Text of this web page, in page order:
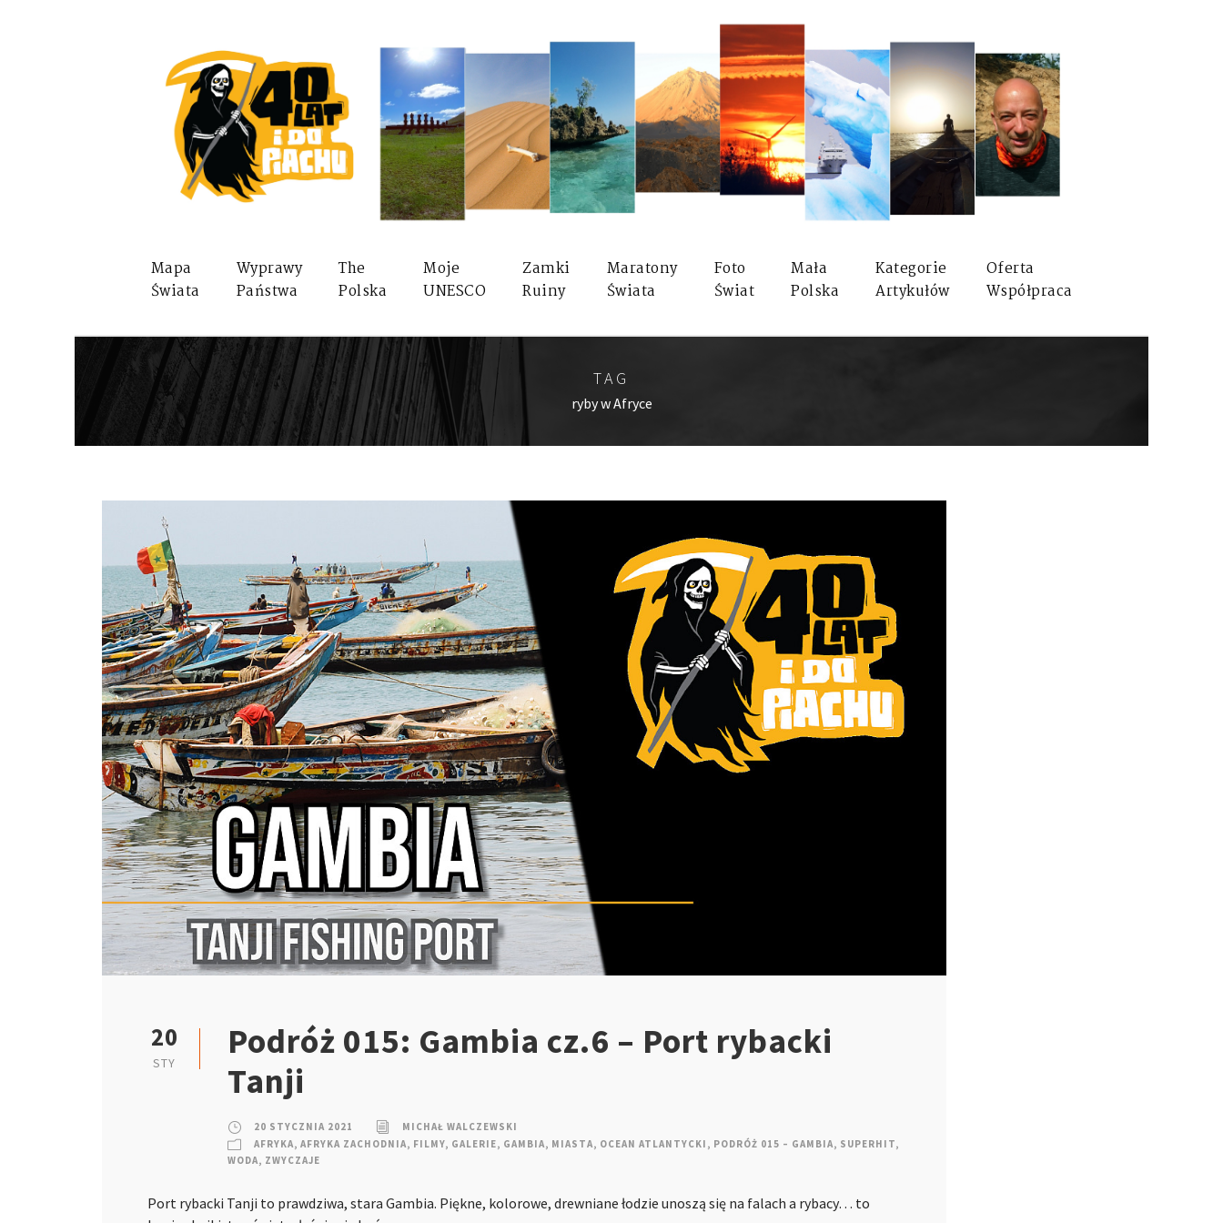
Mapa
Świata
Wyprawy
Państwa
The
Polska
Moje
UNESCO
Zamki
Ruiny
Maratony
Świata
Foto
Świat
Mała
Polska
Kategorie
Artykułów
Oferta
Współpraca
TAG
ryby w Afryce
20
STY
Podróż 015: Gambia cz.6 – Port rybacki
Tanji
20 STYCZNIA 2021
MICHAŁ WALCZEWSKI
AFRYKA, AFRYKA ZACHODNIA, FILMY, GALERIE, GAMBIA, MIASTA, OCEAN ATLANTYCKI , PODRÓŻ 015 – GAMBIA, SUPERHIT,
WODA, ZWYCZAJE
Port rybacki Tanji to prawdziwa, stara Gambia. Piękne, kolorowe, drewniane łodzie unoszą się na falach a rybacy… to